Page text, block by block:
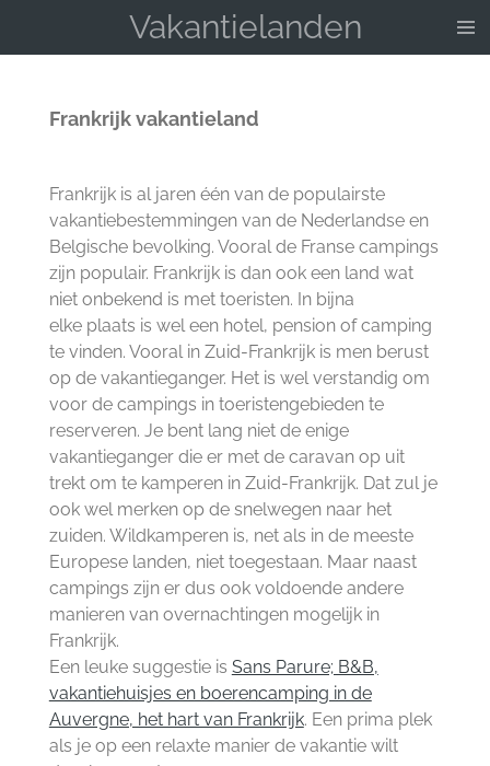
hoofdinhoud
Vakantielanden
Frankrijk vakantieland
Frankrijk is al jaren één van de populairste
vakantiebestemmingen van de Nederlandse en
Belgische bevolking. Vooral de Franse campings
zijn populair. Frankrijk is dan ook een land wat
niet onbekend is met toeristen. In bijna
elke plaats is wel een hotel, pension of camping
te vinden. Vooral in Zuid-Frankrijk is men berust
op de vakantieganger. Het is wel verstandig om
voor de campings in toeristengebieden te
reserveren. Je bent lang niet de enige
vakantieganger die er met de caravan op uit
trekt om te kamperen in Zuid-Frankrijk. Dat zul je
ook wel merken op de snelwegen naar het
zuiden. Wildkamperen is, net als in de meeste
Europese landen, niet toegestaan. Maar naast
campings zijn er dus ook voldoende andere
manieren van overnachtingen mogelijk in
Frankrijk.
Een leuke suggestie is Sans Parure; B&B,
vakantiehuisjes en boerencamping in de
Auvergne, het hart van Frankrijk. Een prima plek
als je op een relaxte manier de vakantie wilt